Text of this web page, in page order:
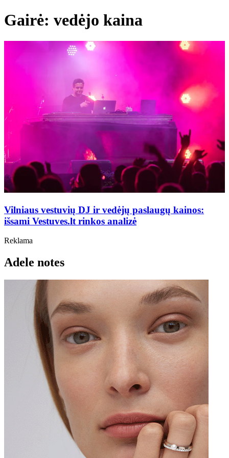
Gairė: vedėjo kaina
Vilniaus vestuvių DJ ir vedėjų paslaugų kainos:
išsami Vestuves.lt rinkos analizė
Reklama
Adele notes